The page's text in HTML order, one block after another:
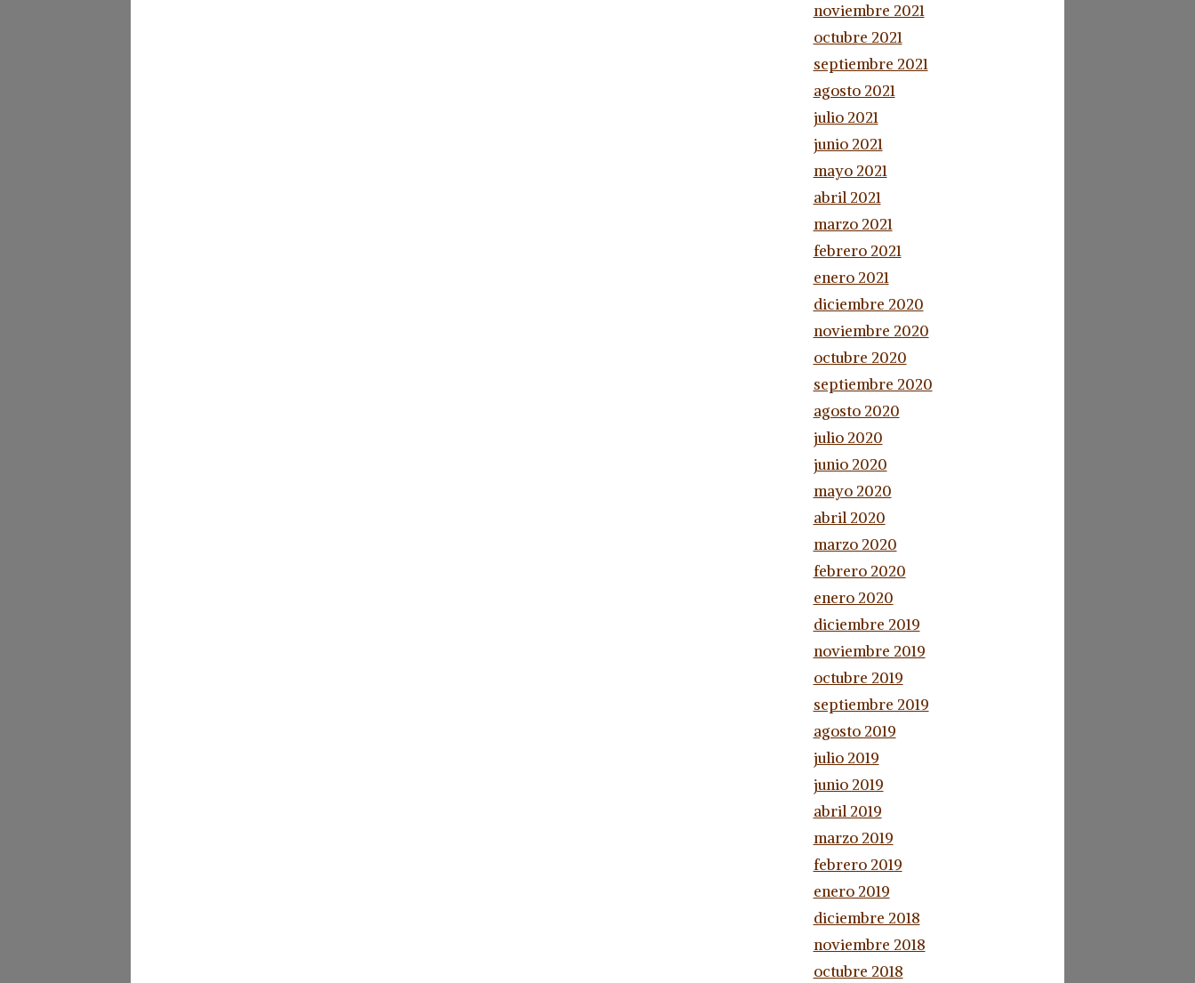
noviembre 2021
octubre 2021
septiembre 2021
agosto 2021
julio 2021
junio 2021
mayo 2021
abril 2021
marzo 2021
febrero 2021
enero 2021
diciembre 2020
noviembre 2020
octubre 2020
septiembre 2020
agosto 2020
julio 2020
junio 2020
mayo 2020
abril 2020
marzo 2020
febrero 2020
enero 2020
diciembre 2019
noviembre 2019
octubre 2019
septiembre 2019
agosto 2019
julio 2019
junio 2019
abril 2019
marzo 2019
febrero 2019
enero 2019
diciembre 2018
noviembre 2018
octubre 2018